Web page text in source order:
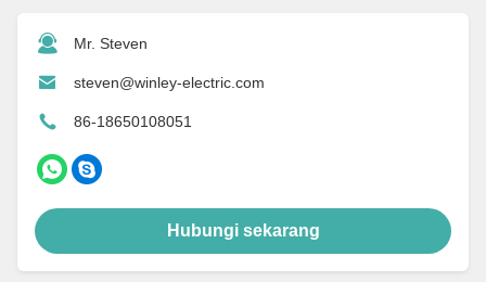
Mr. Steven
steven@winley-electric.com
86-18650108051
Hubungi sekarang